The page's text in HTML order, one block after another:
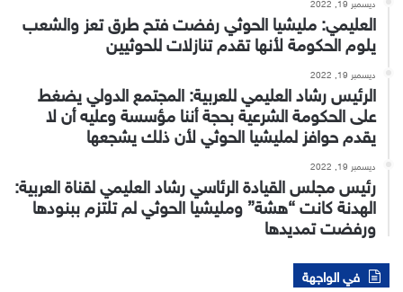
العليمي: مليشيا الحوثي رفضت فتح طرق تعز والشعب
يلوم الحكومة لأنها تقدم تنازلات للحوثيين
ديسمبر 19, 2022
الرئيس رشاد العليمي للعربية: المجتمع الدولي يضغط
على الحكومة الشرعية بحجة أننا مؤسسة وعليه أن لا
يقدم حوافز لمليشيا الحوثي لأن ذلك يشجعها
ديسمبر 19, 2022
رئيس مجلس القيادة الرئاسي رشاد العليمي لقناة العربية:
الهدنة كانت “هشة” ومليشيا الحوثي لم تلتزم ببنودها
ورفضت تمديدها
في الواجهة